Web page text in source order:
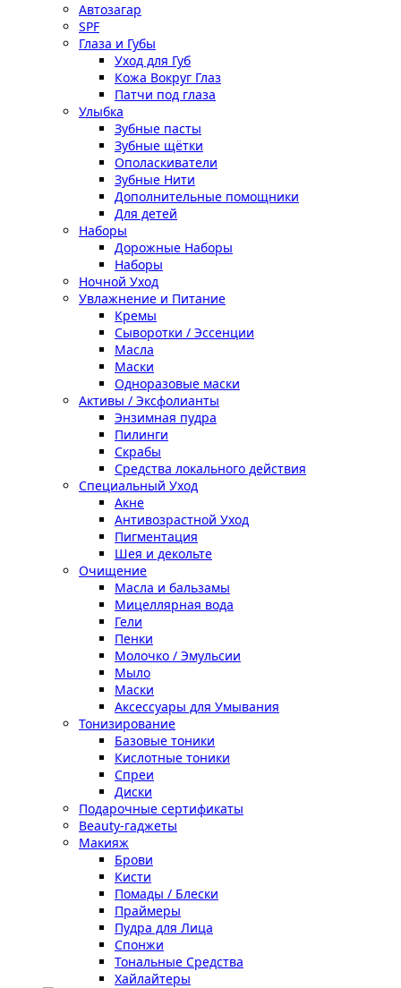
Автозагар
SPF
Глаза и Губы
Уход для Губ
Кожа Вокруг Глаз
Патчи под глаза
Улыбка
Зубные пасты
Зубные щётки
Ополаскиватели
Зубные Нити
Дополнительные помощники
Для детей
Наборы
Дорожные Наборы
Наборы
Ночной Уход
Увлажнение и Питание
Кремы
Сыворотки / Эссенции
Масла
Маски
Одноразовые маски
Активы / Эксфолианты
Энзимная пудра
Пилинги
Скрабы
Средства локального действия
Специальный Уход
Акне
Антивозрастной Уход
Пигментация
Шея и декольте
Очищение
Масла и бальзамы
Мицеллярная вода
Гели
Пенки
Молочко / Эмульсии
Мыло
Маски
Аксессуары для Умывания
Тонизирование
Базовые тоники
Кислотные тоники
Спреи
Диски
Подарочные сертификаты
Beauty-гаджеты
Макияж
Брови
Кисти
Помады / Блески
Праймеры
Пудра для Лица
Спонжи
Тональные Средства
Хайлайтеры